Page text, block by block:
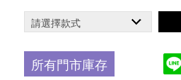
所有門市庫存